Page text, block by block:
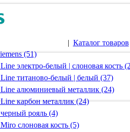
| Каталог товаров
(51)
электро-белый | слоновая кость
Line титаново-белый | белый (37)
Line алюминиевый металлик (24)
карбон металлик (24)
рояль (4)
слоновая кость (5)